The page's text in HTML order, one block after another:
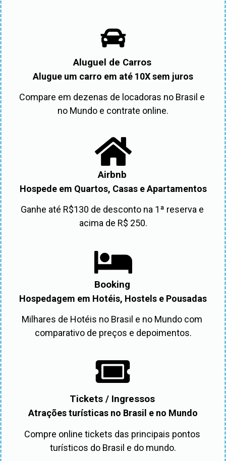
Aluguel de Carros
Alugue um carro em até 10X sem juros
Compare em dezenas de locadoras no Brasil e
no Mundo e contrate online.
Airbnb
Hospede em Quartos, Casas e Apartamentos
Ganhe até R$130 de desconto na 1ª reserva e
acima de R$ 250.
Booking
Hospedagem em Hotéis, Hostels e Pousadas
Milhares de Hotéis no Brasil e no Mundo com
comparativo de preços e depoimentos.
Tickets / Ingressos
Atrações turísticas no Brasil e no Mundo
Compre online tickets das principais pontos
turísticos do Brasil e do mundo.